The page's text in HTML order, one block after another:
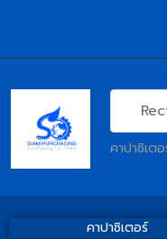
คาปาซิเต
คาปาซิเตอร์